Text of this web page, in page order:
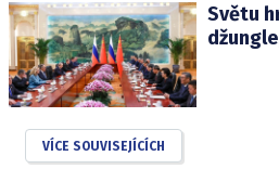
Světu
VÍCE SOUVISEJÍCÍCH